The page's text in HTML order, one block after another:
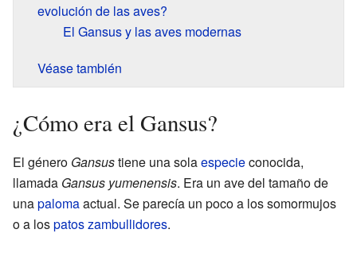
evolución de las aves?
El Gansus y las aves modernas
Véase también
¿Cómo era el Gansus?
El género Gansustiene una solaespecieconocida,
llamada Gansus yumenensis. Era un ave del tamaño de
unapalomaactual. Se parecía un poco a los somormujos
o a lospatos zambullidores.